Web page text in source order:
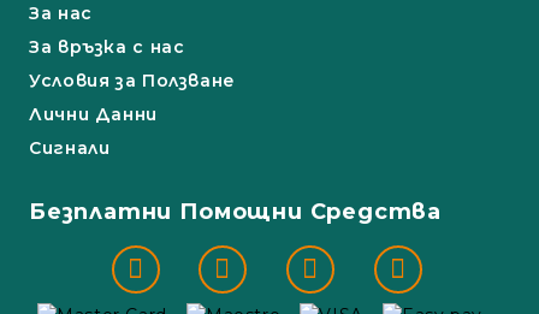
За нас
За връзка с нас
Условия за Ползване
Лични Данни
Сигнали
Безплатни Помощни Средства